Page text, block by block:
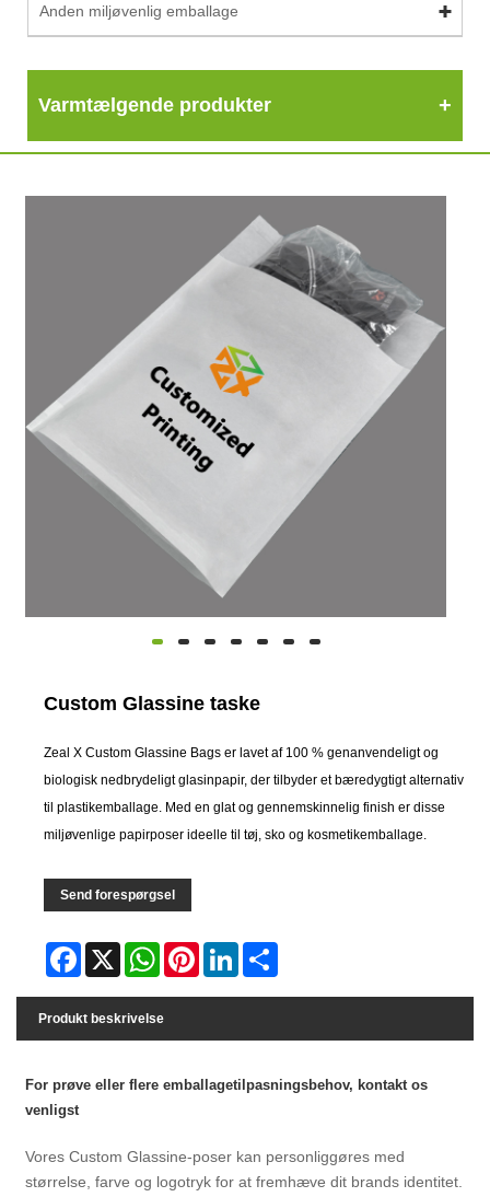
Anden miljøvenlig emballage
Varmtælgende produkter
Custom Glassine taske
Zeal X Custom Glassine Bags er lavet af 100 % genanvendeligt og
biologisk nedbrydeligt glasinpapir, der tilbyder et bæredygtigt alternativ
til plastikemballage. Med en glat og gennemskinnelig finish er disse
miljøvenlige papirposer ideelle til tøj, sko og kosmetikemballage.
Send forespørgsel
Facebook
X WhatsAppPinterestLinkedIn
Produkt beskrivelse
For prøve eller flere emballagetilpasningsbehov, kontakt os
venligst
Vores Custom Glassine-poser kan personliggøres med
størrelse, farve og logotryk for at fremhæve dit brands identitet.